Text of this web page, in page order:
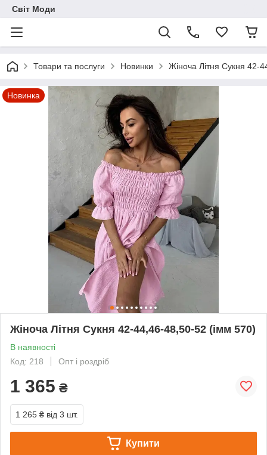
Світ Моди
Товари та послуги Новинки Жіноча Літня Сукня 42-
Новинка
Жіноча Літня Сукня 42-44,46-48,50-52 (імм 570)
В наявності
Код: 218
Опт і роздріб
1 365 ₴
1 265 ₴ від 3 шт.
Купити